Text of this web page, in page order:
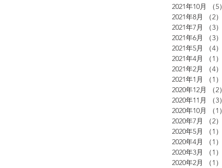
2021年10月
（5）
2021年8月
（2）
2021年7月
（3）
2021年6月
（3）
2021年5月
（4）
2021年4月
（1）
2021年2月
（4）
2021年1月
（1）
2020年12月
（2）
2020年11月
（3）
2020年10月
（1）
2020年7月
（2）
2020年5月
（1）
2020年4月
（1）
2020年3月
（1）
2020年2月
（1）